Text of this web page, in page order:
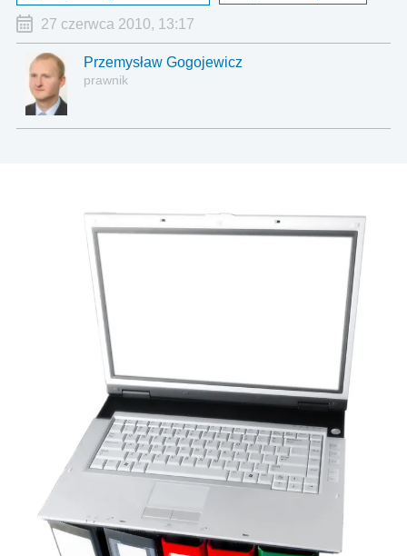
27 czerwca 2010, 13:17
Przemysław Gogojewicz
prawnik